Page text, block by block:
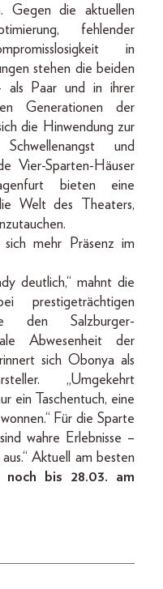
Gegen die aktuellen
fehlender
in
stehen die beiden
als Paar und in ihrer
Generationen der
die Hinwendung zur
und
Vier-Sparten-Häuser
bieten eine
Welt des Theaters,
sich mehr Präsenz im
deutlich,“ mahnt die
prestigeträchtigen
den Salzburger-
Abwesenheit der
sich Obonya als
„Umgekehrt
ein Taschentuch, eine
Für die Sparte
wahre Erlebnisse –
Aktuell am besten
noch bis 28.03. am